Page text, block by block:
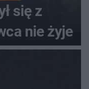
się z
nie żyje